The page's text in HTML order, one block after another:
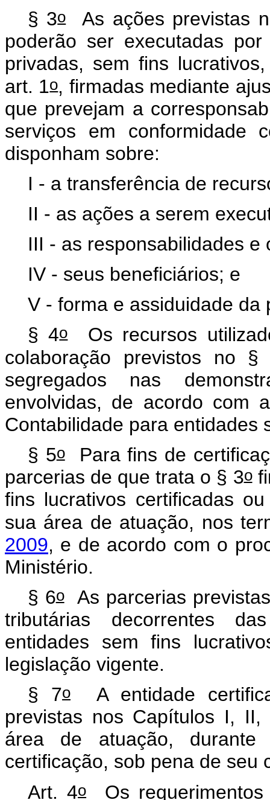
§ 3oAs ações previstas
poderão ser executadas
privadas, sem fins
art. 1o, firmadas mediante
que prevejam a
serviços em
disponham sobre:
I - a transferência de
II - as ações a serem
III - as responsabilidades e
IV - seus beneficiários; e
V - forma e assiduidade da
§ 4oOs recursos
colaboração previstos no §
segregados nas
envolvidas, de acordo com
Contabilidade para entidades
§ 5oPara fins de
parcerias de que trata o § 3o
fins lucrativos certificadas
sua área de atuação, nos
2009, e de acordo com o
Ministério.
§ 6oAs parcerias
tributárias decorrentes
entidades sem fins
legislação vigente.
§ 7o
A entidade
previstas nos Capítulos I,
área de atuação,
certificação, sob pena de seu
Art. 4oOs requerimentos